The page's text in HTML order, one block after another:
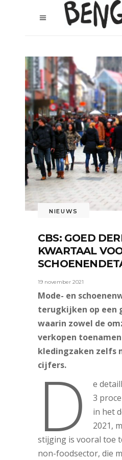
NIEUWS
CBS: GOED
KWARTAAL
19 november 2021
Mode- en
terugkijken op een
waarin zowel de
verkopen
kledingzaken zelfs
cijfers.
D
e
3
in het
2021,
stijging is vooral toe
non-foodsector, die